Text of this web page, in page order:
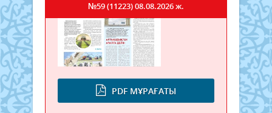
PDF МҰРАҒАТЫ
№59 (11223)08.08.2026 ж.